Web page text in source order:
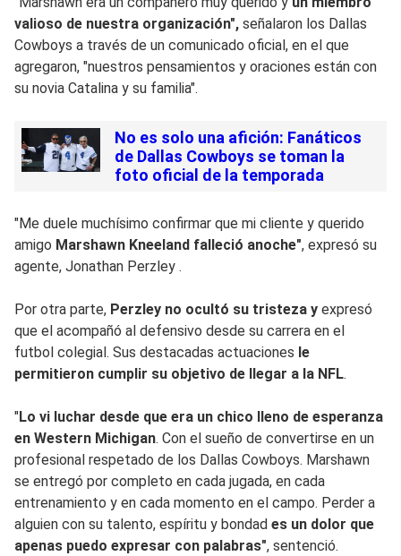
valioso de nuestra organización", señalaron los Dallas
Cowboys a través de un comunicado oficial, en el que
agregaron, "nuestros pensamientos y oraciones están con
su novia Catalina y su familia".
No es solo una afición: Fanáticos
de Dallas Cowboys se toman la
foto oficial de la temporada
"Me duele muchísimo confirmar que mi cliente y querido
amigo Marshawn Kneeland falleció anoche", expresó su
agente, Jonathan Perzley .
Por otra parte, Perzley no ocultó su tristeza y expresó
que el acompañó al defensivo desde su carrera en el
futbol colegial. Sus destacadas actuaciones le
permitieron cumplir su objetivo de llegar a la NFL.
"Lo vi luchar desde que era un chico lleno de esperanza
en Western Michigan. Con el sueño de convertirse en un
profesional respetado de los Dallas Cowboys. Marshawn
se entregó por completo en cada jugada, en cada
entrenamiento y en cada momento en el campo. Perder a
alguien con su talento, espíritu y bondad es un dolor que
apenas puedo expresar con palabras", sentenció.